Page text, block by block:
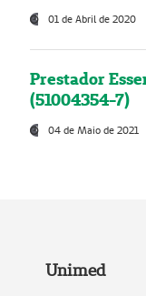
01 de Abril de 2020
Prestador
(51004354-7)
04 de Maio de 2021
Unimed